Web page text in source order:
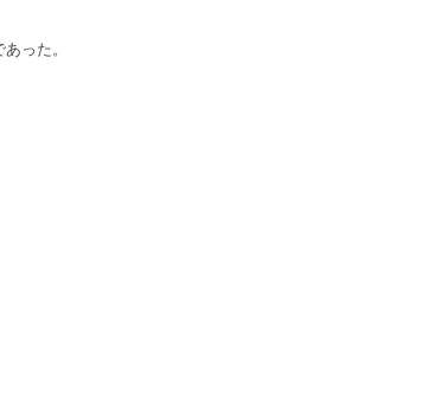
った。